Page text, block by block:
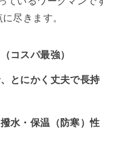
尽きます。
コスパ最強）
とにかく丈夫で長持
水・保温（防寒）性